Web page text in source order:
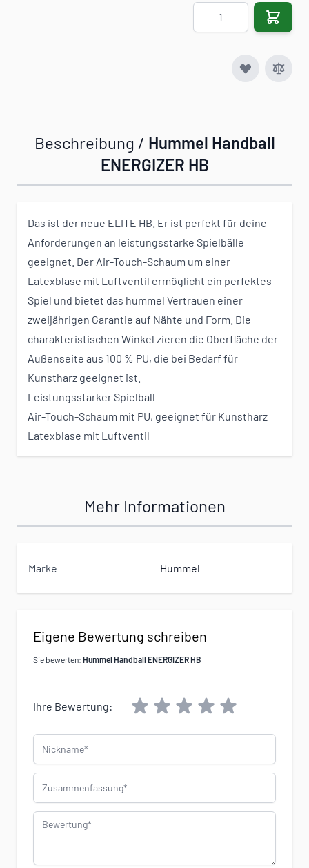
Menge
Beschreibung / Hummel Handball
ENERGIZER HB
Das ist der neue ELITE HB. Er ist perfekt für deine
Anforderungen an leistungsstarke Spielbälle
geeignet. Der Air-Touch-Schaum um einer
Latexblase mit Luftventil ermöglicht ein perfektes
Spiel und bietet das hummel Vertrauen einer
zweijährigen Garantie auf Nähte und Form. Die
charakteristischen Winkel zieren die Oberfläche der
Außenseite aus 100 % PU, die bei Bedarf für
Kunstharz geeignet ist.
Leistungsstarker Spielball
Air-Touch-Schaum mit PU, geeignet für Kunstharz
Latexblase mit Luftventil
Mehr Informationen
Marke Hummel
Eigene Bewertung schreiben
Sie bewerten: Hummel Handball ENERGIZER HB
Ihre Bewertung:
Nickname
Zusammenfassung
Bewertung